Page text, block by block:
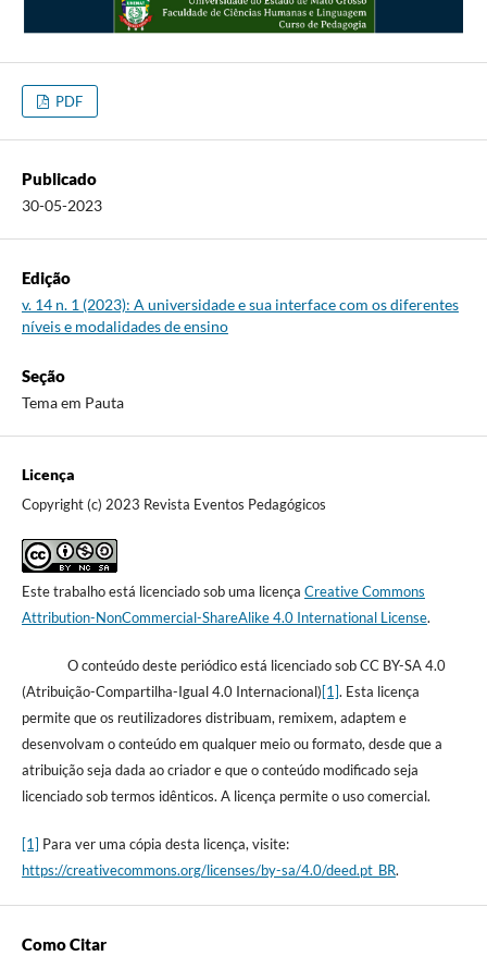
PDF
Publicado
30-05-2023
Edição
v. 14 n. 1 (2023): A universidade e sua interface com os diferentes
níveis e modalidades de ensino
Seção
Tema em Pauta
Licença
Copyright (c) 2023 Revista Eventos Pedagógicos
Este trabalho está licenciado sob uma licença Creative Commons
Attribution-NonCommercial-ShareAlike 4.0 International License.
O conteúdo deste periódico está licenciado sob CC BY-SA 4.0
(Atribuição-Compartilha-Igual 4.0 Internacional)[1]. Esta licença
permite que os reutilizadores distribuam, remixem, adaptem e
desenvolvam o conteúdo em qualquer meio ou formato, desde que a
atribuição seja dada ao criador e que o conteúdo modificado seja
licenciado sob termos idênticos. A licença permite o uso comercial.
[1] Para ver uma cópia desta licença, visite:
https://creativecommons.org/licenses/by-sa/4.0/deed.pt_BR.
Como Citar